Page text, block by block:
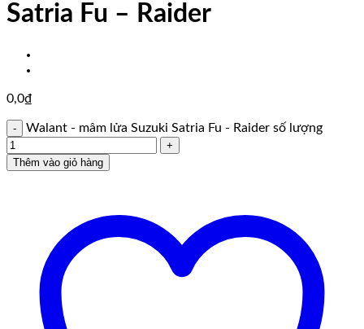
Satria Fu – Raider
0,0₫
Walant - mâm lửa Suzuki Satria Fu - Raider số lượng
Thêm vào giỏ hàng